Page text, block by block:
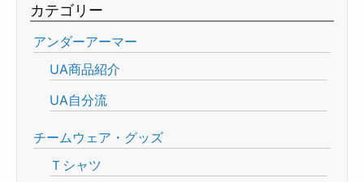
カテゴリー
アンダーアーマー
UA商品紹介
UA自分流
チームウェア・グッズ
Ｔシャツ